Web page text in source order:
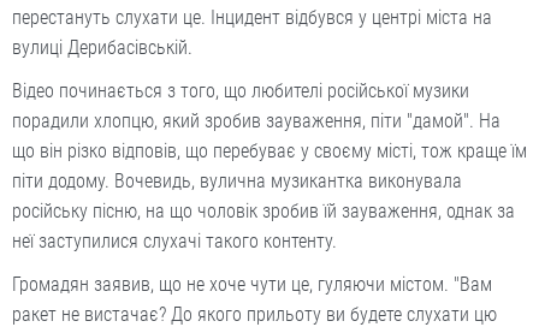
перестануть слухати це. Інцидент відбувся у центрі міста на
вулиці Дерибасівській.
Відео починається з того, що любителі російської музики
порадили хлопцю, який зробив зауваження, піти "дамой". На
що він різко відповів, що перебуває у своєму місті, тож краще їм
піти додому. Вочевидь, вулична музикантка виконувала
російську пісню, на що чоловік зробив їй зауваження, однак за
неї заступилися слухачі такого контенту.
Громадян заявив, що не хоче чути це, гуляючи містом. "Вам
ракет не вистачає? До якого прильоту ви будете слухати цю